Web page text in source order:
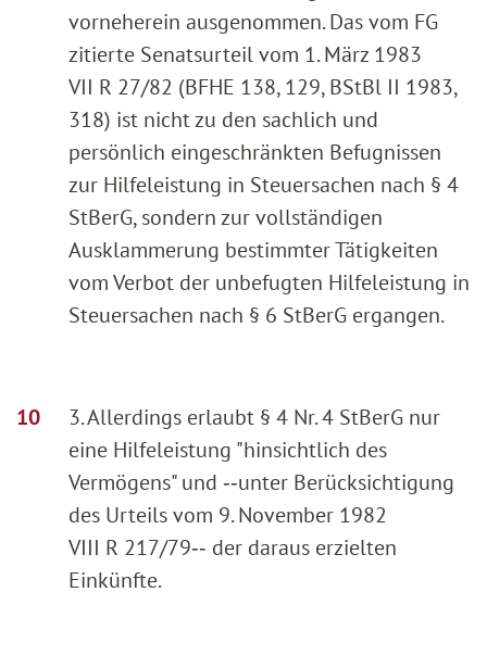
vorneherein ausgenommen. Das vom FG
zitierte Senatsurteil vom 1. März 1983
VII R 27/82 (BFHE 138, 129, BStBl II 1983,
318) ist nicht zu den sachlich und
persönlich eingeschränkten Befugnissen
zur Hilfeleistung in Steuersachen nach § 4
StBerG, sondern zur vollständigen
Ausklammerung bestimmter Tätigkeiten
vom Verbot der unbefugten Hilfeleistung in
Steuersachen nach § 6 StBerG ergangen.
3. Allerdings erlaubt § 4 Nr. 4 StBerG nur
eine Hilfeleistung "hinsichtlich des
Vermögens" und ‑‑unter Berücksichtigung
des Urteils vom 9. November 1982
VIII R 217/79‑‑ der daraus erzielten
Einkünfte.